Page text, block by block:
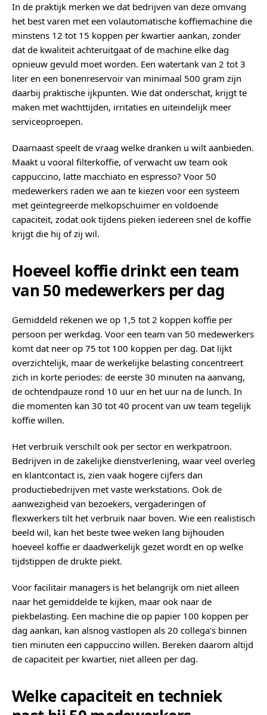
In de praktijk merken we dat bedrijven van deze omvang
het best varen met een volautomatische koffiemachine die
minstens 12 tot 15 koppen per kwartier aankan, zonder
dat de kwaliteit achteruitgaat of de machine elke dag
opnieuw gevuld moet worden. Een watertank van 2 tot 3
liter en een bonenreservoir van minimaal 500 gram zijn
daarbij praktische ijkpunten. Wie dat onderschat, krijgt te
maken met wachttijden, irritaties en uiteindelijk meer
serviceoproepen.
Daarnaast speelt de vraag welke dranken u wilt aanbieden.
Maakt u vooral filterkoffie, of verwacht uw team ook
cappuccino, latte macchiato en espresso? Voor 50
medewerkers raden we aan te kiezen voor een systeem
met geïntegreerde melkopschuimer en voldoende
capaciteit, zodat ook tijdens pieken iedereen snel de koffie
krijgt die hij of zij wil.
Hoeveel koffie drinkt een team
van 50 medewerkers per dag
Gemiddeld rekenen we op 1,5 tot 2 koppen koffie per
persoon per werkdag. Voor een team van 50 medewerkers
komt dat neer op 75 tot 100 koppen per dag. Dat lijkt
overzichtelijk, maar de werkelijke belasting concentreert
zich in korte periodes: de eerste 30 minuten na aanvang,
de ochtendpauze rond 10 uur en het uur na de lunch. In
die momenten kan 30 tot 40 procent van uw team tegelijk
koffie willen.
Het verbruik verschilt ook per sector en werkpatroon.
Bedrijven in de zakelijke dienstverlening, waar veel overleg
en klantcontact is, zien vaak hogere cijfers dan
productiebedrijven met vaste werkstations. Ook de
aanwezigheid van bezoekers, vergaderingen of
flexwerkers tilt het verbruik naar boven. Wie een realistisch
beeld wil, kan het beste twee weken lang bijhouden
hoeveel koffie er daadwerkelijk gezet wordt en op welke
tijdstippen de drukte piekt.
Voor facilitair managers is het belangrijk om niet alleen
naar het gemiddelde te kijken, maar ook naar de
piekbelasting. Een machine die op papier 100 koppen per
dag aankan, kan alsnog vastlopen als 20 collega's binnen
tien minuten een cappuccino willen. Bereken daarom altijd
de capaciteit per kwartier, niet alleen per dag.
Welke capaciteit en techniek